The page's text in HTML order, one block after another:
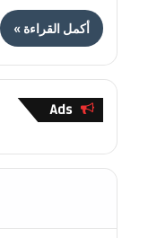
أكمل القراءة »
Ads